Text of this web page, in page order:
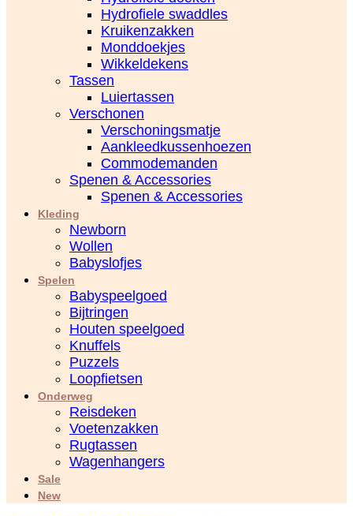
Hydrofiele swaddles
Kruikenzakken
Monddoekjes
Wikkeldekens
Tassen
Luiertassen
Verschonen
Verschoningsmatje
Aankleedkussenhoezen
Commodemanden
Spenen & Accessories
Spenen & Accessories
Kleding
Newborn
Wollen
Babyslofjes
Spelen
Babyspeelgoed
Bijtringen
Houten speelgoed
Knuffels
Puzzels
Loopfietsen
Onderweg
Reisdeken
Voetenzakken
Rugtassen
Wagenhangers
Sale
New